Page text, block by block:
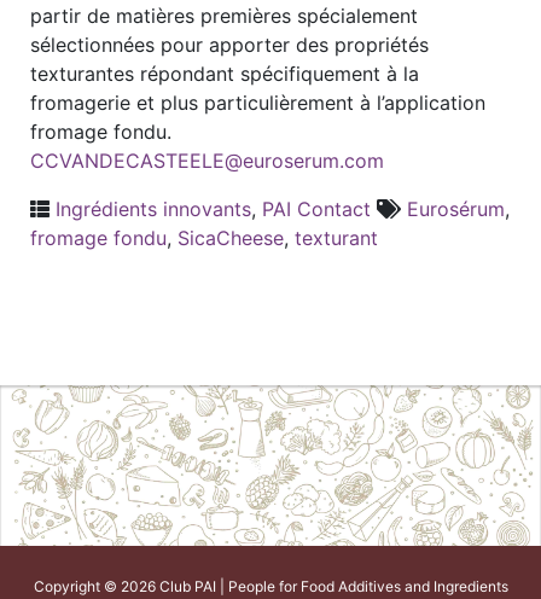
partir de matières premières spécialement
sélectionnées pour apporter des propriétés
texturantes répondant spécifiquement à la
fromagerie et plus particulièrement à l’application
fromage fondu.
CCVANDECASTEELE@euroserum.com
Ingrédients innovants, PAI Contact Eurosérum,
fromage fondu, SicaCheese, texturant
Copyright © 2026 Club PAI | People for Food Additives and Ingredients